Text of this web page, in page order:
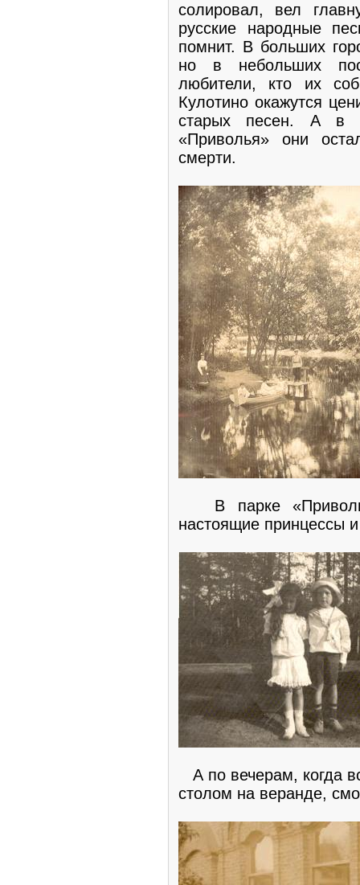
солировал, вел
русские народные
помнит. В больших
но в небольших
любители, кто их
Кулотино окажутся
старых песен. А в
«Приволья» они
смерти.
В парке
настоящие принцессы
А по вечерам, когда
столом на веранде,